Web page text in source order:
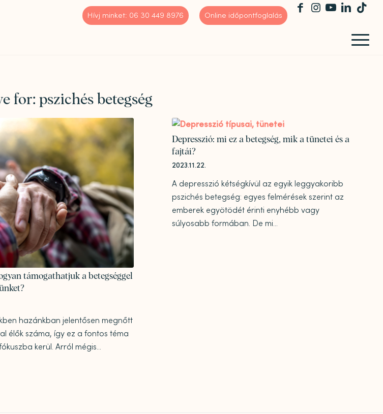
Hívj minket: 06 30 449 8976 Online időpontfoglalás
for: pszichés betegség
támogathatjuk a betegséggel
hazánkban jelentősen megnőtt
élők száma, így ez a fontos téma
kerül. Arról mégis...
Depresszió: mi ez a betegség, mik a tünetei és a
fajtái?
2023.11.22.
A depresszió kétségkívül az egyik leggyakoribb
pszichés betegség: egyes felmérések szerint az
emberek egyötödét érinti enyhébb vagy
súlyosabb formában. De mi...